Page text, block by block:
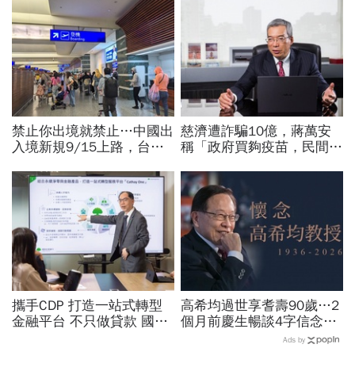
禁止你出境就禁止…中國出
入境新規9/15上路，台灣
職業特別注意：前例在這
慈濟遭詐騙10億，蔣萬安
稱「政府買夠疫苗，民間就
話說得不夠公道
攜手CDP 打造一站式轉型
金融平台 不只做貸款 國泰
高希均過世享耆壽90歲…2
個月前慶生暢談4字信念，
回憶錄給讀者忠告：自求多
Ads by